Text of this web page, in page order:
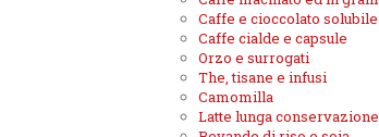
Caffe e cioccolato solubile
Caffe cialde e capsule
Orzo e surrogati
The, tisane e infusi
Camomilla
Latte lunga conservazione